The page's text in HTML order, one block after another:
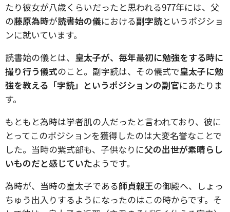
たり彼女が八歳くらいだったと思われる977年には、父
の藤原為時が読書始の儀における副字読というポジショ
ンに就いています。
読書始の儀とは、 皇太子が、毎年最初に勉強をする時に
撮り行う儀式のこと。副字読は、その儀式で皇太子に勉
強を教える「字読」というポジションの副官にあたりま
す。
もともと為時は学者肌の人だったと言われており、彼に
とってこのポジションを獲得したのは大変名誉なことで
した。当時の紫式部も、子供なりに父の出世が素晴らし
いものだと感じていたようです。
為時が、当時の皇太子である師貞親王の御殿へ、しょっ
ちゅう出入りするようになったのはこの時からです。そ